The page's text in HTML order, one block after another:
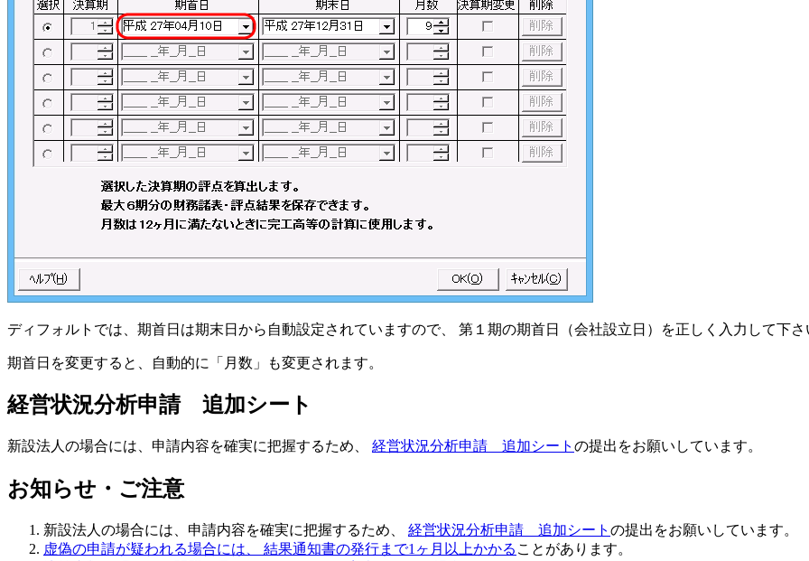
ディフォルトでは、期首日は期末日から自動設定されていますので、 第１期の期首日（会社設立日）を正しく入力して下さ
期首日を変更すると、自動的に「月数」も変更されます。
経営状況分析申請 追加シート
新設法人の場合には、申請内容を確実に把握するため、 経営状況分析申請 追加シート の提出をお願いしています。
お知らせ・ご注意
新設法人の場合には、申請内容を確実に把握するため、 経営状況分析申請 追加シート の提出をお願いしています。
虚偽の申請が疑われる場合には、 結果通知書の発行まで1ヶ月以上かかる ことがあります。